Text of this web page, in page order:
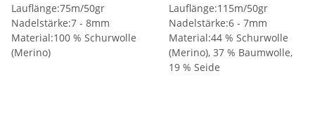
Lauflänge:75m/50gr
Nadelstärke:7 - 8mm
Material:100 % Schurwolle
(Merino)
Lauflänge:115m/50gr
Nadelstärke:6 - 7mm
Material:44 % Schurwolle
(Merino), 37 % Baumwolle,
19 % Seide